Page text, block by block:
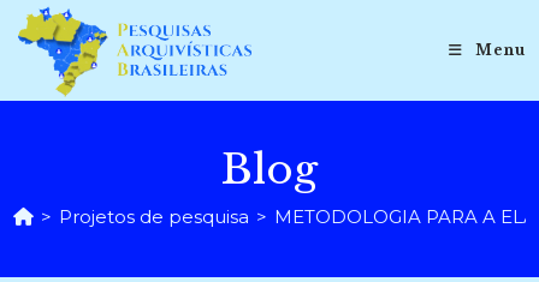
para
conteúdo
Menu
Blog
> Projetos de pesquisa > METODOLOGIA PARA A